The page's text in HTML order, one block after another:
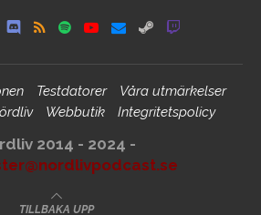
Testdatorer
Våra utmärkelser
Webbutik Integritetspolicy
2014 - 2024 -
TILLBAKA UPP